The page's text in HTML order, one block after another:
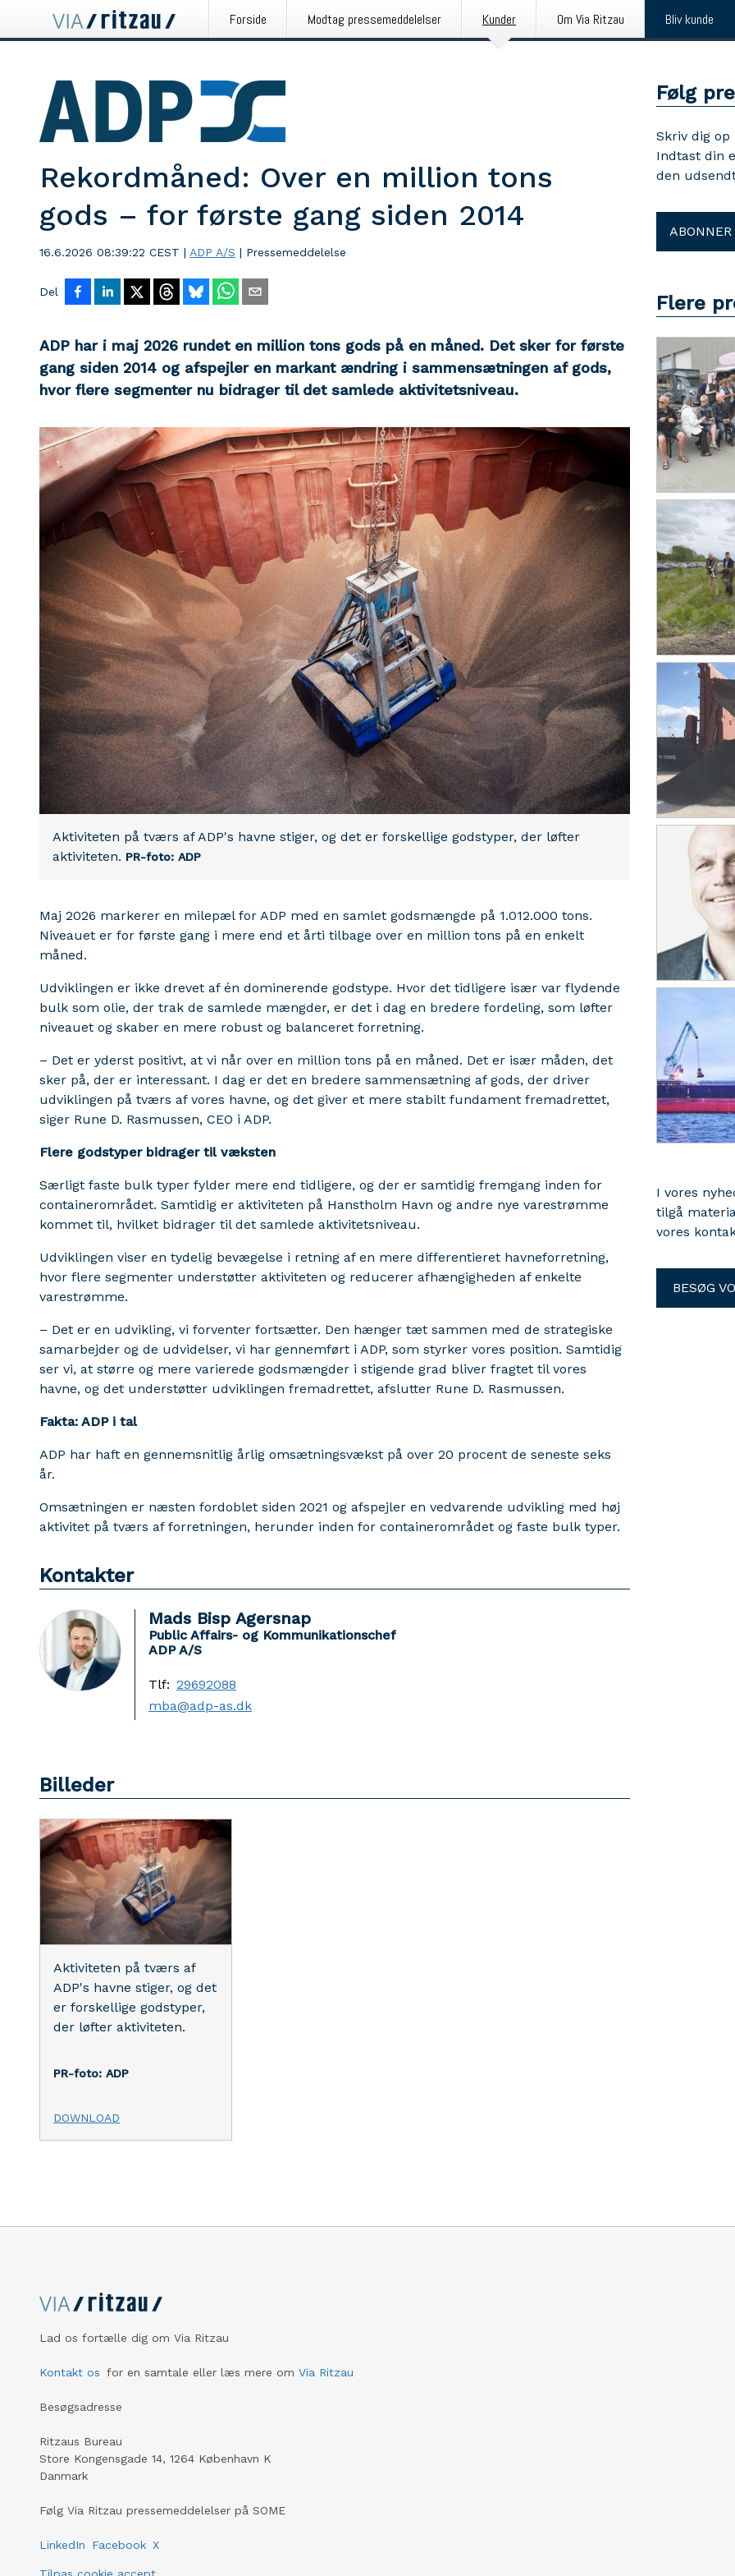
Forside Modtag pressemeddelelser Kunder Om Via Ritzau Bliv kunde
Rekordmåned: Over en million tons
gods – for første gang siden 2014
16.6.2026 08:39:22 CEST | ADP A/S | Pressemeddelelse
Del
ADP har i maj 2026 rundet en million tons gods på en måned. Det sker for første
gang siden 2014 og afspejler en markant ændring i sammensætningen af gods,
hvor flere segmenter nu bidrager til det samlede aktivitetsniveau.
Aktiviteten på tværs af ADP's havne stiger, og det er forskellige godstyper, der løfter
aktiviteten. PR-foto: ADP
Maj 2026 markerer en milepæl for ADP med en samlet godsmængde på 1.012.000 tons.
Niveauet er for første gang i mere end et årti tilbage over en million tons på en enkelt
måned.
Udviklingen er ikke drevet af én dominerende godstype. Hvor det tidligere især var flydende
bulk som olie, der trak de samlede mængder, er det i dag en bredere fordeling, som løfter
niveauet og skaber en mere robust og balanceret forretning.
– Det er yderst positivt, at vi når over en million tons på en måned. Det er især måden, det
sker på, der er interessant. I dag er det en bredere sammensætning af gods, der driver
udviklingen på tværs af vores havne, og det giver et mere stabilt fundament fremadrettet,
siger Rune D. Rasmussen, CEO i ADP.
Flere godstyper bidrager til væksten
Særligt faste bulk typer fylder mere end tidligere, og der er samtidig fremgang inden for
containerområdet. Samtidig er aktiviteten på Hanstholm Havn og andre nye varestrømme
kommet til, hvilket bidrager til det samlede aktivitetsniveau.
Udviklingen viser en tydelig bevægelse i retning af en mere differentieret havneforretning,
hvor flere segmenter understøtter aktiviteten og reducerer afhængigheden af enkelte
varestrømme.
– Det er en udvikling, vi forventer fortsætter. Den hænger tæt sammen med de strategiske
samarbejder og de udvidelser, vi har gennemført i ADP, som styrker vores position. Samtidig
ser vi, at større og mere varierede godsmængder i stigende grad bliver fragtet til vores
havne, og det understøtter udviklingen fremadrettet, afslutter Rune D. Rasmussen.
Fakta: ADP i tal
ADP har haft en gennemsnitlig årlig omsætningsvækst på over 20 procent de seneste seks
år.
Omsætningen er næsten fordoblet siden 2021 og afspejler en vedvarende udvikling med høj
aktivitet på tværs af forretningen, herunder inden for containerområdet og faste bulk typer.
Kontakter
Mads Bisp Agersnap
Public Affairs- og Kommunikationschef
ADP A/S
Tlf: 29692088
mba@adp-as.dk
Billeder
Aktiviteten på tværs af
ADP's havne stiger, og det
er forskellige godstyper,
der løfter aktiviteten.
PR-foto: ADP
DOWNLOAD
Følg
Skriv dig
Indtast din
den
ABONNER
Flere
I vores
tilgå
vores
BESØG
Lad os fortælle dig om Via Ritzau
Kontakt os for en samtale eller læs mere om Via Ritzau
Besøgsadresse
Ritzaus Bureau
Store Kongensgade 14, 1264 København K
Danmark
Følg Via Ritzau pressemeddelelser på SOME
LinkedIn Facebook X